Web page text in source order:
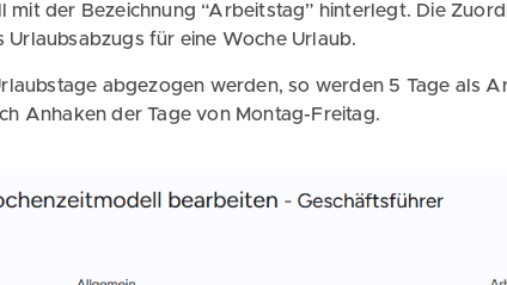
mit der Bezeichnung “Arbeitstag” hinterlegt. Die
Urlaubsabzugs für eine Woche Urlaub.
abgezogen werden, so werden 5 Tage als
Anhaken der Tage von Montag-Freitag.